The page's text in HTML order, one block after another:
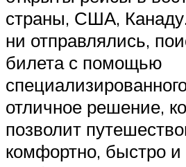
страны, США,
ни отправлялись,
билета с помощью
отличное решение,
позволит
комфортно, быстро и